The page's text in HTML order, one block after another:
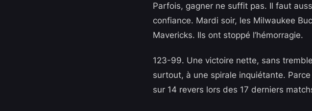
Parfois, gagner ne suffit pas. Il faut
confiance. Mardi soir, les Milwaukee
Mavericks. Ils ont stoppé l’hémorragie.
123-99. Une victoire nette, sans
surtout, à une spirale inquiétante.
sur 14 revers lors des 17 derniers